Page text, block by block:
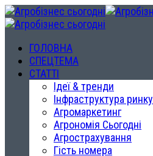
ГОЛОВНА
СПЕЦТЕМА
СТАТТІ
Ідеї & тренди
Інфраструктура ринку
Агромаркетинг
Агрономія Сьогодні
Агрострахування
Гість номера